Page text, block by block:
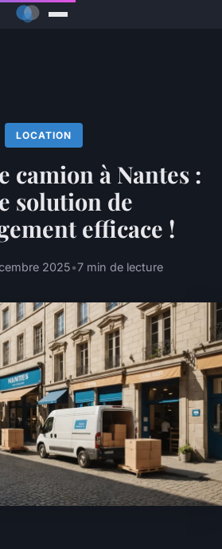
LOCATION
camion à Nantes :
solution de
efficace !
2025•7 min de lecture